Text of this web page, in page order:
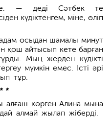
— деді Сәтбек те
күдіктенгем, міне, өліп
адам осыдан шамалы минут
қош айтысып кете барған
Мың жерден күдікті
мүмкін емес. Істі әрі
тұр.
*
алғаш көрген Алина мына
алмай жылап жіберді.